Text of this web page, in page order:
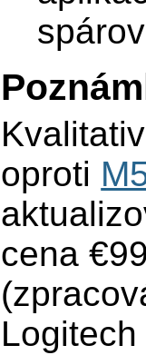
oproti
cena